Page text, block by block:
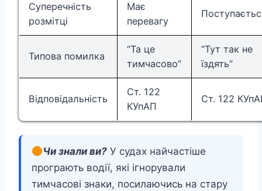
Суперечність
розмітці
Має
перевагу
Типова помилка
“Та це
тимчасово”
“Тут так не
їздять”
Відповідальність
Ст. 122
КУпАП
Ст. 122
Чи знали ви? У судах найчастіше
програють водії, які ігнорували
тимчасові знаки, посилаючись на стару